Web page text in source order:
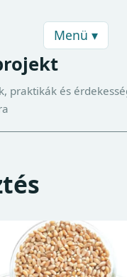
Menü ▾
praktikák és